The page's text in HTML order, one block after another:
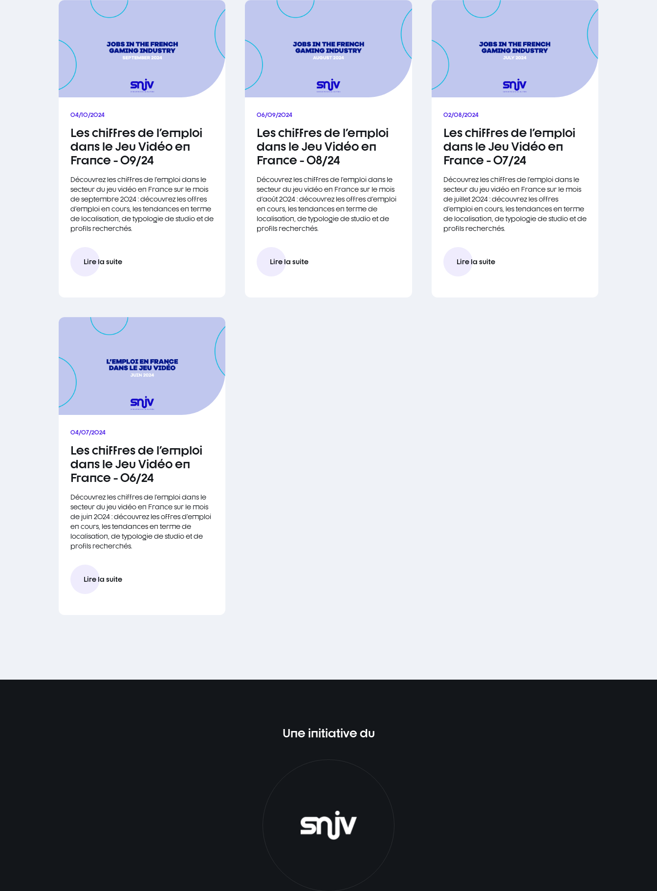
04/10/2024
Les chiffres de l'emploi
dans le Jeu Vidéo en
France - 09/24
Découvrez les chiffres de l'emploi dans le
secteur du jeu vidéo en France sur le mois
de septembre 2024 : découvrez les offres
d'emploi en cours, les tendances en terme
de localisation, de typologie de studio et de
profils recherchés.
Lire la suite
06/09/2024
Les chiffres de l'emploi
dans le Jeu Vidéo en
France - 08/24
Découvrez les chiffres de l'emploi dans le
secteur du jeu vidéo en France sur le mois
d'août 2024 : découvrez les offres d'emploi
en cours, les tendances en terme de
localisation, de typologie de studio et de
profils recherchés.
Lire la suite
02/08/2024
Les chiffres de l'emploi
dans le Jeu Vidéo en
France - 07/24
Découvrez les chiffres de l'emploi dans le
secteur du jeu vidéo en France sur le mois
de juillet 2024 : découvrez les offres
d'emploi en cours, les tendances en terme
de localisation, de typologie de studio et de
profils recherchés.
Lire la suite
04/07/2024
Les chiffres de l'emploi
dans le Jeu Vidéo en
France - 06/24
Découvrez les chiffres de l'emploi dans le
secteur du jeu vidéo en France sur le mois
de juin 2024 : découvrez les offres d'emploi
en cours, les tendances en terme de
localisation, de typologie de studio et de
profils recherchés.
Lire la suite
Une initiative du